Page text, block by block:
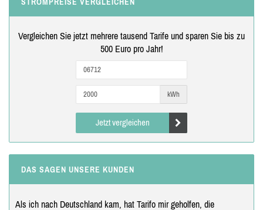
Vergleichen Sie jetzt mehrere tausend Tarife und sparen Sie bis zu
500 Euro pro Jahr!
kWh
Jetzt vergleichen
DAS SAGEN UNSERE KUNDEN
Als ich nach Deutschland kam, hat Tarifo mir geholfen, die